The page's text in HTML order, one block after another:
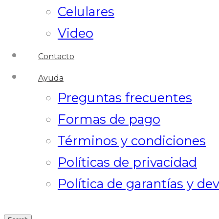
Celulares
Video
Contacto
Ayuda
Preguntas frecuentes
Formas de pago
Términos y condiciones
Políticas de privacidad
Política de garantías y